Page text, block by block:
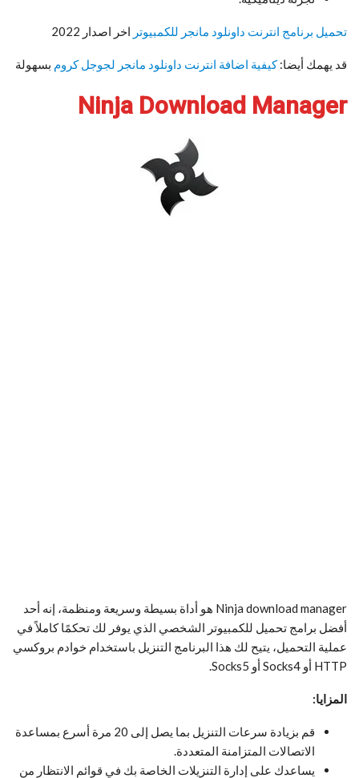
تحميل برنامج انترنت داونلود مانجر للكمبيوتر اخر اصدار 2022
قد يهمك أيضا:كيفية اضافة انترنت داونلود مانجر لجوجل كروم بسهولة
Ninja Download Manager
Ninja download manager هو أداة بسيطة وسريعة ومنظمة، إنه أحد
أفضل برامج تحميل للكمبيوتر الشخصي الذي يوفر لك تحكمًا كاملاً في
عملية التحميل، يتيح لك هذا البرنامج التنزيل باستخدام خوادم بروكسي
HTTP أو Socks4 أو Socks5.
المزايا:
قم بزيادة سرعات التنزيل بما يصل إلى 20 مرة أسرع بمساعدة
الاتصالات المتزامنة المتعددة.
يساعدك على إدارة التنزيلات الخاصة بك في قوائم الانتظار من